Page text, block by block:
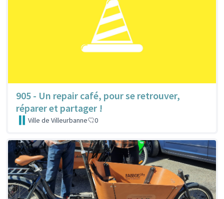
905 - Un repair café, pour se retrouver,
réparer et partager !
Ville de Villeurbanne 0